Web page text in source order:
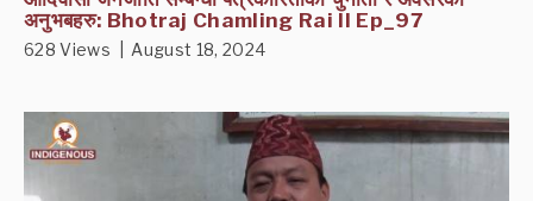
अनुभबहरु: Bhotraj Chamling Rai II Ep_97
628 Views | August 18, 2024